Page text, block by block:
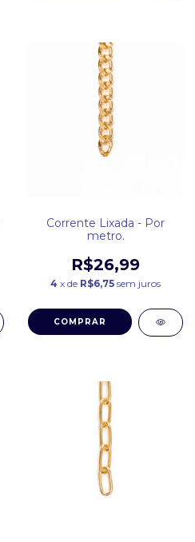
Corrente Lixada - Por
metro.
R$26,99
4 x de R$6,75 sem juros
COMPRAR